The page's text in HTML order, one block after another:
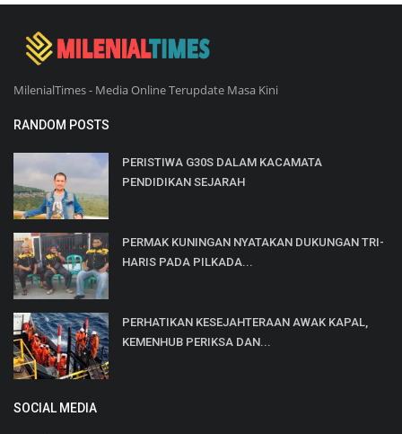
MilenialTimes - Media Online Terupdate Masa Kini
RANDOM POSTS
PERISTIWA G30S DALAM KACAMATA
PENDIDIKAN SEJARAH
PERMAK KUNINGAN NYATAKAN DUKUNGAN TRI-
HARIS PADA PILKADA...
PERHATIKAN KESEJAHTERAAN AWAK KAPAL,
KEMENHUB PERIKSA DAN...
SOCIAL MEDIA